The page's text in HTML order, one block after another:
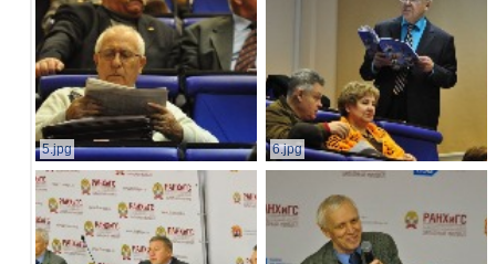
5.jpg 6.jpg